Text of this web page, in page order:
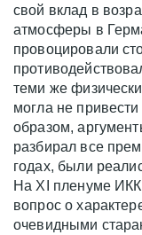
свой вклад в
атмосферы в
провоцировали
теми же
могла не
образом,
разбирал все
годах, были
На XI пленуме
вопрос о
очевидными